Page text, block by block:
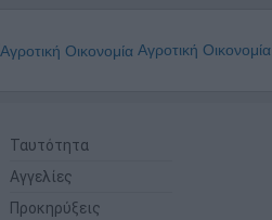
Αγροτική Οικονομία
Ταυτότητα
Αγγελίες
Προκηρύξεις